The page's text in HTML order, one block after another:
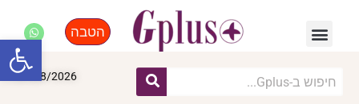
הטבה
07/08/2026
פתח